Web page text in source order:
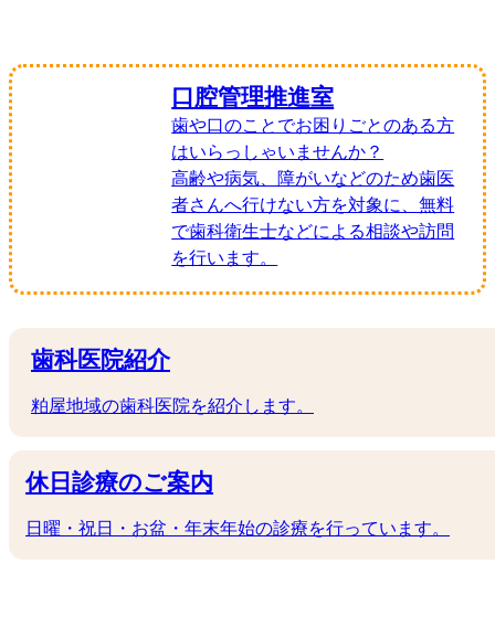
口腔管理推進室
歯や口のことでお困りごとのある方
はいらっしゃいませんか？
高齢や病気、障がいなどのため歯医
者さんへ行けない方を対象に、無料
で歯科衛生士などによる相談や訪問
を行います。
歯科医院紹介
粕屋地域の歯科医院を紹介します。
休日診療のご案内
日曜・祝日・お盆・年末年始の診療を行っています。